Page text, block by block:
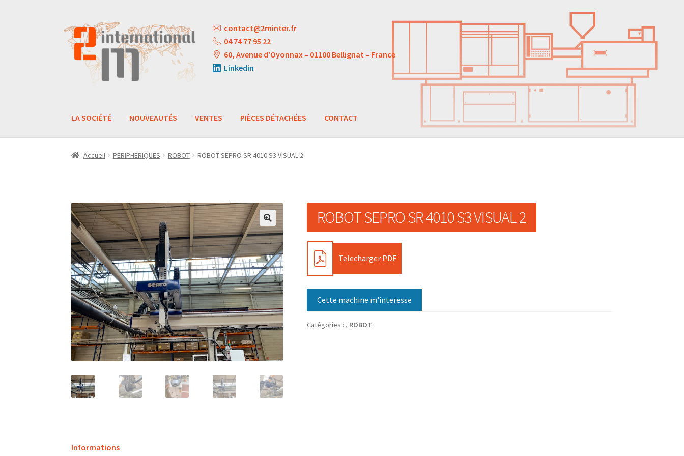
Aller
à
la
navigation
Aller
au
contenu
contact@2minter.fr
04 74 77 95 22
60, Avenue d’Oyonnax – 01100 Bellignat – France
Linkedin
LA SOCIÉTÉ NOUVEAUTÉS VENTES PIÈCES DÉTACHÉES CONTACT
Accueil PERIPHERIQUES ROBOT ROBOT SEPRO SR 4010 S3 VISUAL 2
ROBOT SEPRO SR 4010 S3 VISUAL 2
PDF Telecharger PDF
Cette machine m'interesse
Catégories : , ROBOT
Informations